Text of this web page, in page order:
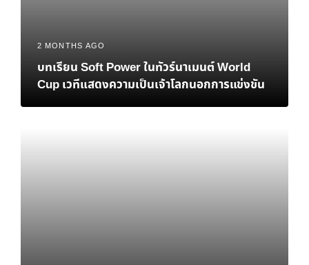
2 MONTHS AGO
บทเรียน Soft Power ในทัวร์นาเมนต์ World
Cup เวทีแสดงความเป็นเจ้าโลกนอกการแข่งขัน